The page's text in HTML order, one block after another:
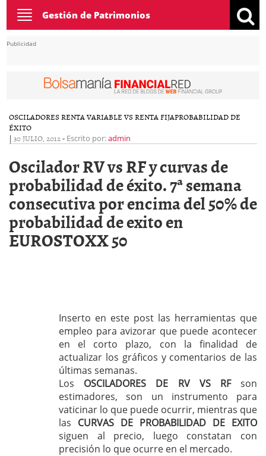
Toggle
navigation
Gestión de Patrimonios
Publicidad
OSCILADORES RENTA VARIABLE VS RENTA FIJAPROBABILIDAD DE
ÉXITO
| 30 JULIO, 2012- Escrito por:admin
Oscilador RV vs RF y curvas de
probabilidad de éxito. 7ª semana
consecutiva por encima del 50% de
probabilidad de exito en
EUROSTOXX 50
Inserto en este post las herramientas que
empleo para avizorar que puede acontecer
en el corto plazo, con la finalidad de
actualizar los gráficos y comentarios de las
últimas semanas.
Los OSCILADORES DE RV VS RFson
estimadores, son un instrumento para
vaticinar lo que puede ocurrir, mientras que
las CURVAS DE PROBABILIDAD DE EXITO
siguen al precio, luego constatan con
precisión lo que ocurre en el mercado.